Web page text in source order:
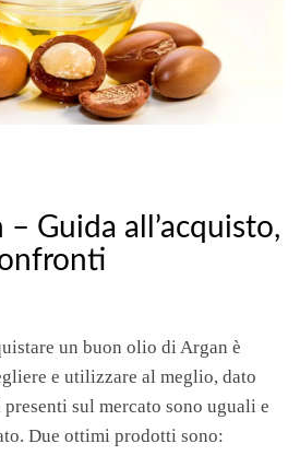
Guida all’acquisto,
un buon olio di Argan è
e utilizzare al meglio, dato
sul mercato sono uguali e
Due ottimi prodotti sono: